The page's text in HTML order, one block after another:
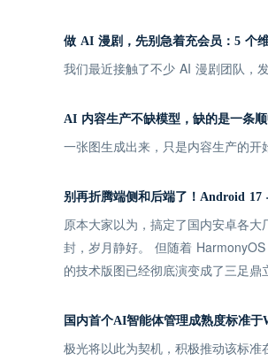
做 AI 漫剧，先别急着充会员：5 个
我们最近接触了不少 AI 漫剧团队，
AI 内容生产不缺模型，缺的是一条
一张图生成出来，只是内容生产的开
别再折腾端侧和后端了！Android
原本大家以为，搞定了国内安卓各
封，岁月静好。 但随着
的技术版图已经彻底演变成了三足鼎
国内首个AI智能体管理成熟度标准于
极光将以此为契机，积极推动该标